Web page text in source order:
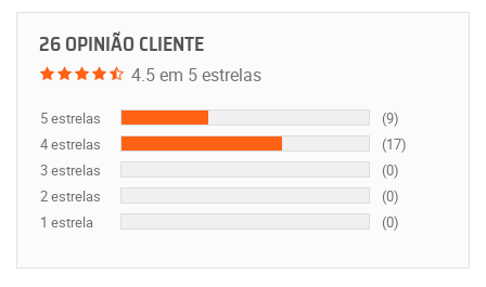
26 OPINIÃO CLIENTE
4.5 em 5 estrelas
5 estrelas
(9)
4 estrelas
(17)
3 estrelas
(0)
2 estrelas
(0)
1 estrela
(0)